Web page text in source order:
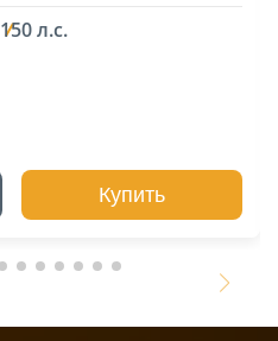
150 л.с.
Купить